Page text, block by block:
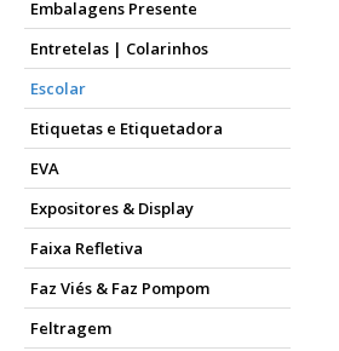
Embalagens Presente
Entretelas | Colarinhos
Escolar
Etiquetas e Etiquetadora
EVA
Expositores & Display
Faixa Refletiva
Faz Viés & Faz Pompom
Feltragem